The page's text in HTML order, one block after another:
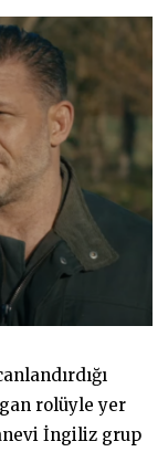
rolüyle yer
İngiliz grup